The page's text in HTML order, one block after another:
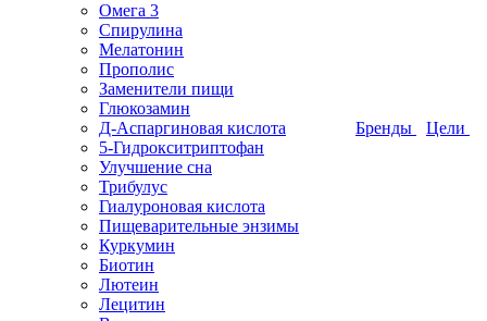
Омега 3
Спирулина
Мелатонин
Прополис
Заменители пищи
Глюкозамин
Д-Аспаргиновая кислота
5-Гидрокситриптофан
Улучшение сна
Трибулус
Гиалуроновая кислота
Пищеварительные энзимы
Куркумин
Биотин
Лютеин
Лецитин
Бренды Цели